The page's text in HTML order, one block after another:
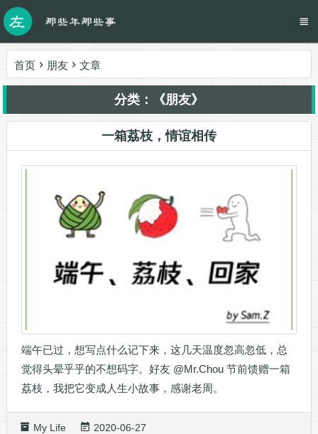
首页 朋友 文章
分类：《朋友》
一箱荔枝，情谊相传
端午已过，想写点什么记下来，这几天温度忽高忽低，总
觉得头晕乎乎的不想码字。好友 @Mr.Chou 节前馈赠一箱
荔枝，我把它变成人生小故事，感谢老周。
My Life 2020-06-27